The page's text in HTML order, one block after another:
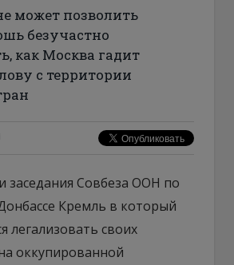
может позволить
безучастно
как Москва гадит
с территории
заседания Совбеза ООН по
Кремль в который
легализовать своих
оккупированной